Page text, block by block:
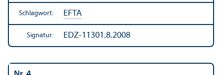
Schlagwort: EFTA
Signatur: EDZ-11301.8.2008